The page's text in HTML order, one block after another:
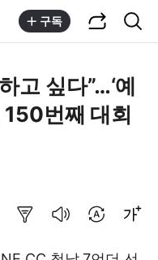
구독
고 싶다”…‘예
150번째 대회